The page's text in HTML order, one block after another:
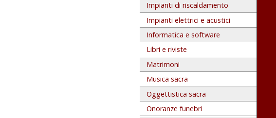
Impianti di riscaldamento
Impianti elettrici e acustici
Informatica e software
Libri e riviste
Matrimoni
Musica sacra
Oggettistica sacra
Onoranze funebri